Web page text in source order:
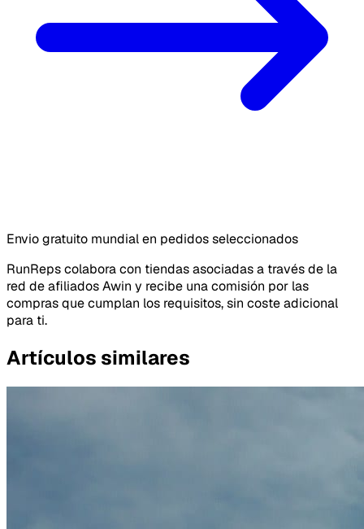
Envio gratuito mundial en pedidos seleccionados
RunReps colabora con tiendas asociadas a través de la
red de afiliados Awin y recibe una comisión por las
compras que cumplan los requisitos, sin coste adicional
para ti.
Artículos similares